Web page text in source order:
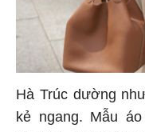
Hà Trúc dường
kẻ ngang. Mẫu